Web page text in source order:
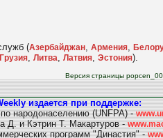
(Азербайджан Армения
Грузия Литва Латвия Эстония).
Версия страницы
издается при поддержке:
народонаселению (UNFPA) -
Д. и Кэтрин Т. Макартуров -
программ "Династия" -